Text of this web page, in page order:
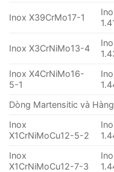
Inox X39CrMo17-1
Inox X3CrNiMo13-4
Inox X4CrNiMo16-
5-1
Dòng Martensitic và
Inox
X1CrNiMoCu12-5-2
Inox
X1CrNiMoCu12-7-3